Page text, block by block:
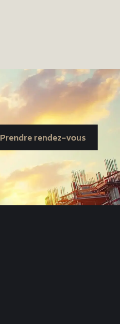
Prendre rendez-vous